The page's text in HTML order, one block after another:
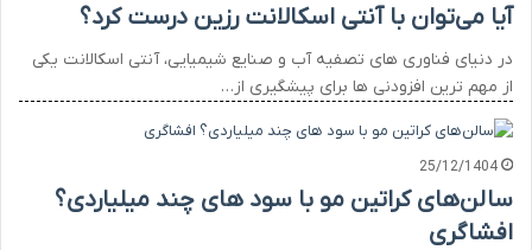
آیا می‌توان با آنتی اسکالانت رزین درست کرد؟
در دنیای فناوری های تصفیه آب و صنایع شیمیایی، آنتی اسکالانت یکی
از مهم ترین افزودنی ها برای پیشگیری از…
25/12/1404
سالن‌های کراتین مو با سود های چند میلیاردی؟
افشاگری